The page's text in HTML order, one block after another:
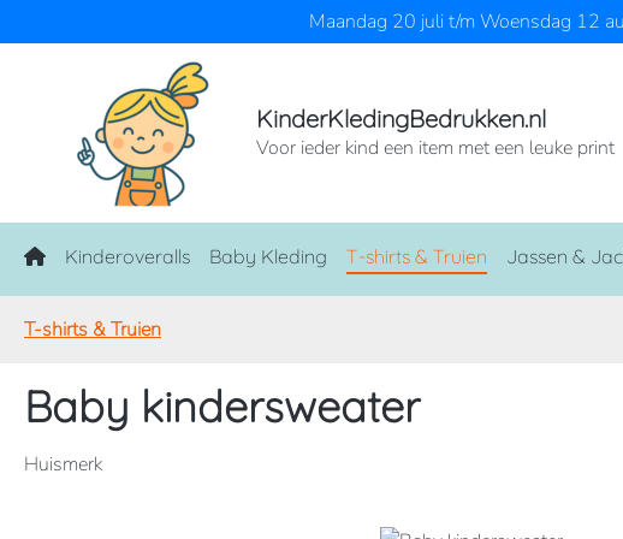
Maandag 20 juli t/m Woensdag 12
KinderKledingBedrukken.nl
Voor ieder kind een item met een leuke print
Home
Kinderoveralls Baby Kleding T-shirts & Truien Jassen &
T-shirts & Truien
Baby kindersweater
Huismerk